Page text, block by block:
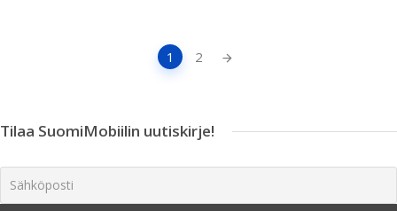
1 2
Tilaa SuomiMobiilin uutiskirje!